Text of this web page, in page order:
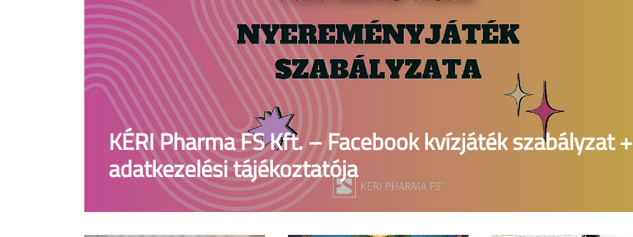
KÉRI Pharma FS Kft. – Facebook kvízjáték szabályzat +
adatkezelési tájékoztatója